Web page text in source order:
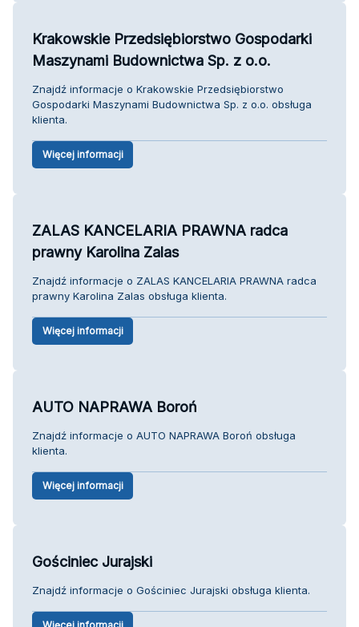
Krakowskie Przedsiębiorstwo Gospodarki
Maszynami Budownictwa Sp. z o.o.
Znajdź informacje o Krakowskie Przedsiębiorstwo
Gospodarki Maszynami Budownictwa Sp. z o.o. obsługa
klienta.
Więcej informacji
ZALAS KANCELARIA PRAWNA radca
prawny Karolina Zalas
Znajdź informacje o ZALAS KANCELARIA PRAWNA radca
prawny Karolina Zalas obsługa klienta.
Więcej informacji
AUTO NAPRAWA Boroń
Znajdź informacje o AUTO NAPRAWA Boroń obsługa
klienta.
Więcej informacji
Gościniec Jurajski
Znajdź informacje o Gościniec Jurajski obsługa klienta.
Więcej informacji